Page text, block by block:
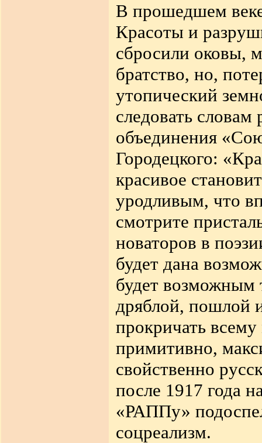
В прошедшем
Красоты и
сбросили оковы,
братство, но,
утопический
следовать
объединения
Городецкого:
красивое
уродливым, что
смотрите
новаторов в
будет дана
будет возможным
дряблой, пошлой
прокричать
примитивно,
свойственно
после 1917 года
«РАППу»
соцреализм.